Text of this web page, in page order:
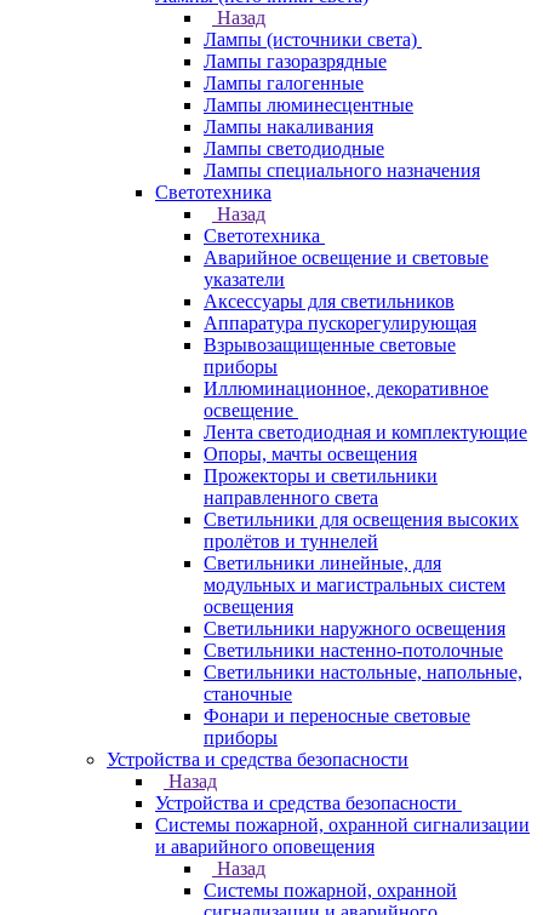
Назад
Лампы (источники света)
Лампы газоразрядные
Лампы галогенные
Лампы люминесцентные
Лампы накаливания
Лампы светодиодные
Лампы специального назначения
Светотехника
Назад
Светотехника
Аварийное освещение и световые
указатели
Аксессуары для светильников
Аппаратура пускорегулирующая
Взрывозащищенные световые
приборы
Иллюминационное, декоративное
освещение
Лента светодиодная и комплектующие
Опоры, мачты освещения
Прожекторы и светильники
направленного света
Светильники для освещения высоких
пролётов и туннелей
Светильники линейные, для
модульных и магистральных систем
освещения
Светильники наружного освещения
Светильники настенно-потолочные
Светильники настольные, напольные,
станочные
Фонари и переносные световые
приборы
Устройства и средства безопасности
Назад
Устройства и средства безопасности
Системы пожарной, охранной сигнализации
и аварийного оповещения
Назад
Системы пожарной, охранной